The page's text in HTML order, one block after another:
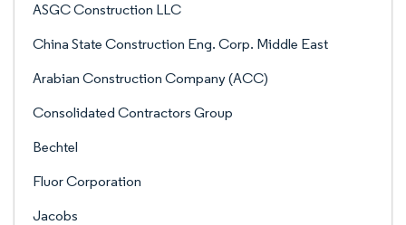
ASGC Construction LLC
China State Construction Eng. Corp. Middle East
Arabian Construction Company (ACC)
Consolidated Contractors Group
Bechtel
Fluor Corporation
Jacobs